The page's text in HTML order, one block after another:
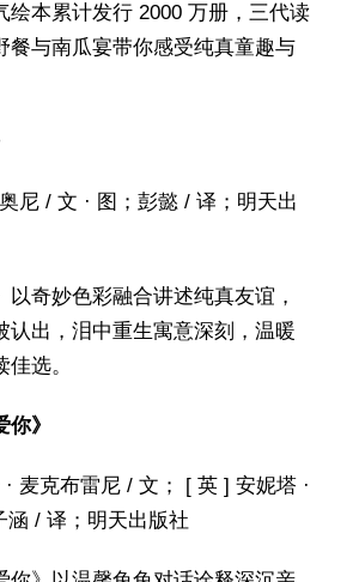
绘本累计发行 2000 万册，三代读
餐与南瓜宴带你感受纯真童趣与
尼 / 文 · 图；彭懿 / 译；明天出
以奇妙色彩融合讲述纯真友谊，
认出，泪中重生寓意深刻，温暖
选。
你》
麦克布雷尼 / 文； [ 英 ] 安妮塔 ·
涵 / 译；明天出版社